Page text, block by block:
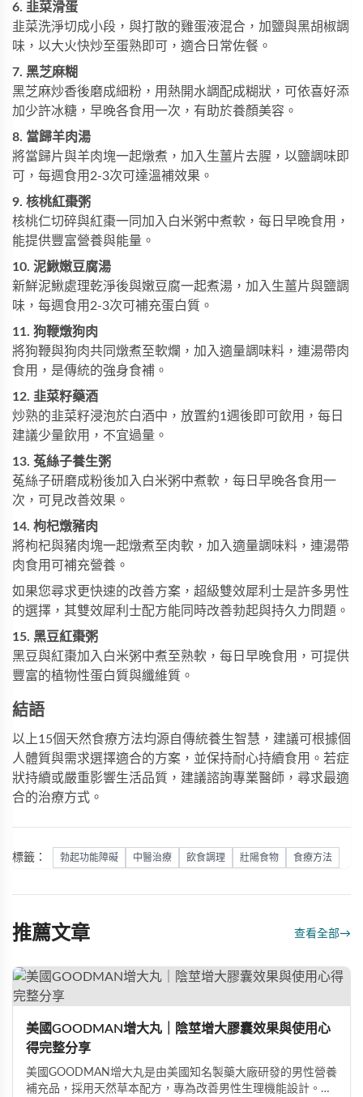
6. 韭菜滑蛋
韭菜洗淨切成小段，與打散的雞蛋液混合，加鹽與黑胡椒調
味，以大火快炒至蛋熟即可，適合日常佐餐。
7. 黑芝麻糊
黑芝麻炒香後磨成細粉，用熱開水調配成糊狀，可依喜好添
加少許冰糖，早晚各食用一次，有助於養顏美容。
8. 當歸羊肉湯
將當歸片與羊肉塊一起燉煮，加入生薑片去腥，以鹽調味即
可，每週食用2-3次可達溫補效果。
9. 核桃紅棗粥
核桃仁切碎與紅棗一同加入白米粥中煮軟，每日早晚食用，
能提供豐富營養與能量。
10. 泥鰍嫩豆腐湯
新鮮泥鰍處理乾淨後與嫩豆腐一起煮湯，加入生薑片與鹽調
味，每週食用2-3次可補充蛋白質。
11. 狗鞭燉狗肉
將狗鞭與狗肉共同燉煮至軟爛，加入適量調味料，連湯帶肉
食用，是傳統的強身食補。
12. 韭菜籽藥酒
炒熟的韭菜籽浸泡於白酒中，放置約1週後即可飲用，每日
建議少量飲用，不宜過量。
13. 菟絲子養生粥
菟絲子研磨成粉後加入白米粥中煮軟，每日早晚各食用一
次，可見改善效果。
14. 枸杞燉豬肉
將枸杞與豬肉塊一起燉煮至肉軟，加入適量調味料，連湯帶
肉食用可補充營養。
如果您尋求更快速的改善方案， 超級雙效犀利士是許多男性
的選擇，其雙效犀利士配方能同時改善勃起與持久力問題。
15. 黑豆紅棗粥
黑豆與紅棗加入白米粥中煮至熟軟，每日早晚食用，可提供
豐富的植物性蛋白質與纖維質。
結語
以上15個天然食療方法均源自傳統養生智慧，建議可根據個
人體質與需求選擇適合的方案，並保持耐心持續食用。若症
狀持續或嚴重影響生活品質，建議諮詢專業醫師，尋求最適
合的治療方式。
標籤： 勃起功能障礙 中醫治療 飲食調理 壯陽食物 食療方法
推薦文章 查看全部→
美國GOODMAN增大丸｜陰莖增大膠囊效果與使用心
得完整分享
美國GOODMAN增大丸是由美國知名製藥大廠研發的男性營養
補充品，採用天然草本配方，專為改善男性生理機能設計。根